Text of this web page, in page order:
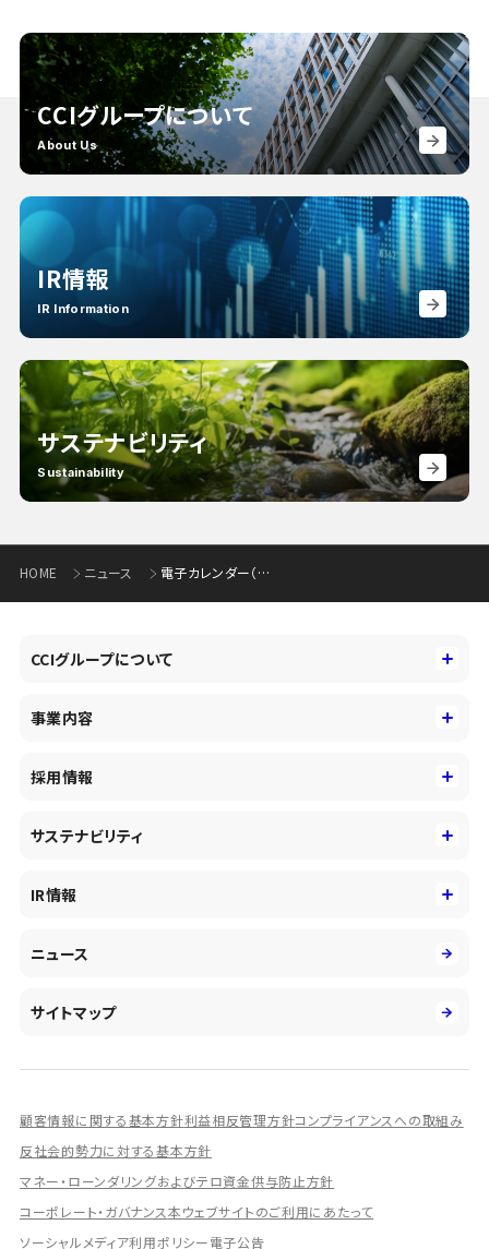
CCIグループについて
About Us
IR情報
IR Information
サステナビリティ
Sustainability
HOME ニュース 電子カレンダー（春版）の掲載開始について
CCIグループについて
コーポレートアイデンティティ
会社概要・沿革
事業内容
コンサルティング&アドバイザリー
投資事業の拡大
DXとシステムモダナイゼーション
人的資本経営の取組み
採用情報
キャリア採用
障がい者採用
サステナビリティ
社会
IR情報
有価証券報告書／四半期報告書
統合報告書
ディスクロージャー誌
IRプレゼンテーション資料
シェアードリサーチ社による調査レポート
IRに関するよくあるご質問
ニュース
サイトマップ
顧客情報に関する基本方針利益相反管理方針コンプライアンスへの取組み
反社会的勢力に対する基本方針
マネー・ローンダリングおよびテロ資金供与防止方針
コーポレート・ガバナンス本ウェブサイトのご利用にあたって
ソーシャルメディア利用ポリシー電子公告